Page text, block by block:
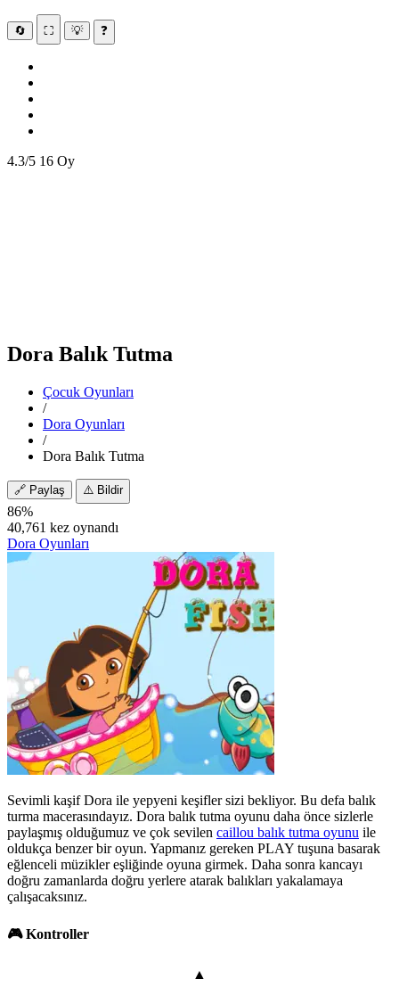
🔄 ⛶ 💡 ❓
4.3/5 16 Oy
Dora Balık Tutma
Çocuk Oyunları
/
Dora Oyunları
/
Dora Balık Tutma
🔗 Paylaş ⚠️ Bildir
86%
40,761 kez oynandı
Dora Oyunları
Sevimli kaşif Dora ile yepyeni keşifler sizi bekliyor. Bu defa balık
turma macerasındayız. Dora balık tutma oyunu daha önce sizlerle
paylaşmış olduğumuz ve çok sevilen caillou balık tutma oyunu ile
oldukça benzer bir oyun. Yapmanız gereken PLAY tuşuna basarak
eğlenceli müzikler eşliğinde oyuna girmek. Daha sonra kancayı
doğru zamanlarda doğru yerlere atarak balıkları yakalamaya
çalışacaksınız.
🎮 Kontroller
▲